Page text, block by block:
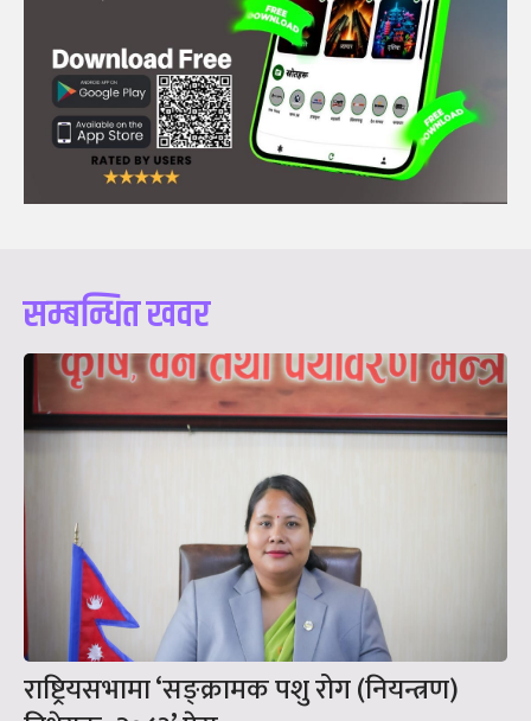
सम्बन्धित खवर
राष्ट्रियसभामा ‘सङ्क्रामक पशु रोग (नियन्त्रण)